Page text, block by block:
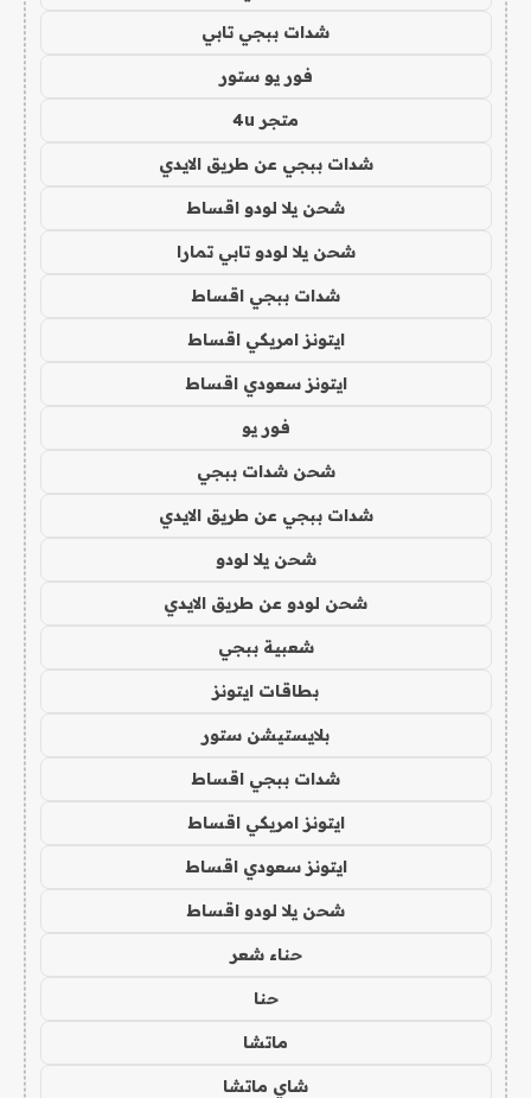
شدات ببجي تابي
فور يو ستور
متجر 4u
شدات ببجي عن طريق الايدي
شحن يلا لودو اقساط
شحن يلا لودو تابي تمارا
شدات ببجي اقساط
ايتونز امريكي اقساط
ايتونز سعودي اقساط
فور يو
شحن شدات ببجي
شدات ببجي عن طريق الايدي
شحن يلا لودو
شحن لودو عن طريق الايدي
شعبية ببجي
بطاقات ايتونز
بلايستيشن ستور
شدات ببجي اقساط
ايتونز امريكي اقساط
ايتونز سعودي اقساط
شحن يلا لودو اقساط
حناء شعر
حنا
ماتشا
شاي ماتشا